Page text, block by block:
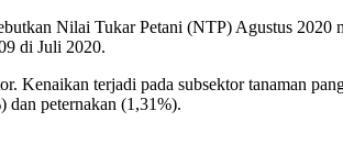
Nilai Tukar Petani (NTP) Agustus 2020
di Juli 2020.
Kenaikan terjadi pada subsektor tanaman
dan peternakan (1,31%).